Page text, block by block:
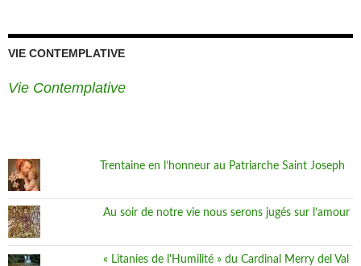
VIE CONTEMPLATIVE
Vie Contemplative
Trentaine en l’honneur au Patriarche Saint Joseph
Au soir de notre vie nous serons jugés sur l’amour
« Litanies de l'Humilité » du Cardinal Merry del Val